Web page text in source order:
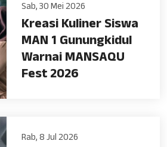
Sab, 30 Mei 2026
Kreasi Kuliner Siswa
MAN 1 Gunungkidul
Warnai MANSAQU
Fest 2026
Rab, 8 Jul 2026